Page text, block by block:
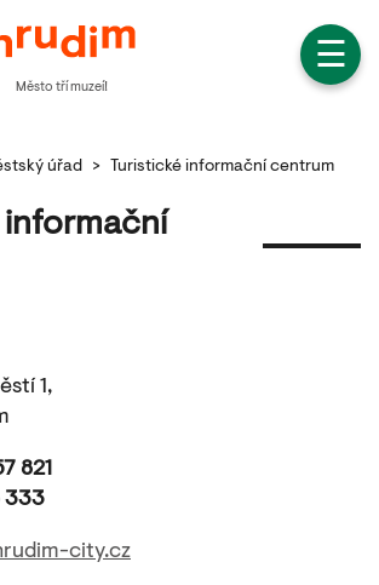
☰
Město tří muzeí!
úřad > Turistické informační centrum
informační
1,
821
333
city.cz